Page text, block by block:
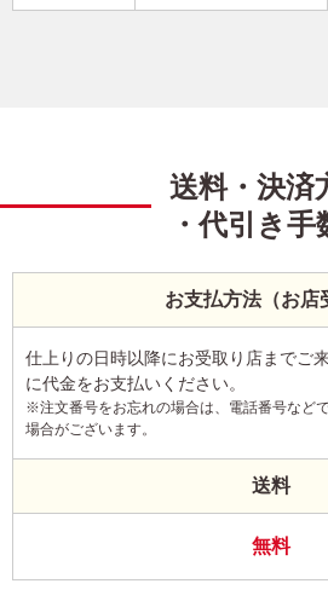
干支(午年) 謹賀新年 イラスト
送料・決済
・代引き手
お支払方法（お店
仕上りの日時以降にお受取り店までご
に代金をお支払いください。
※注文番号をお忘れの場合は、電話番号など
場合がございます。
送料
無料